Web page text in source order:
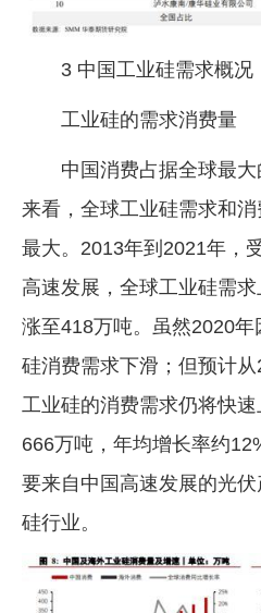
3 中国工业硅需求概况
工业硅的需求消费量
中国消费占据全球最
来看，全球工业硅需求和
最大。2013年到2021年，
高速发展，全球工业硅需
涨至418万吨。虽然2020
硅消费需求下滑；但预计
工业硅的消费需求仍将快
666万吨，年均增长率约
要来自中国高速发展的光
硅行业。